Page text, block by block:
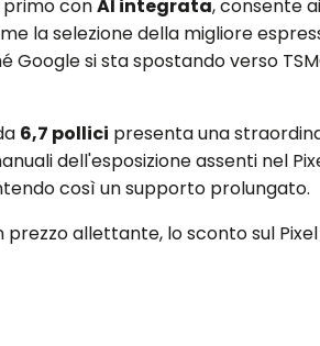
primo conAI integrata, consente
la selezione della migliore
si sta spostando verso
6,7 pollici presenta una
dell'esposizione assenti nel
così un supporto prolungato.
allettante, lo sconto sul